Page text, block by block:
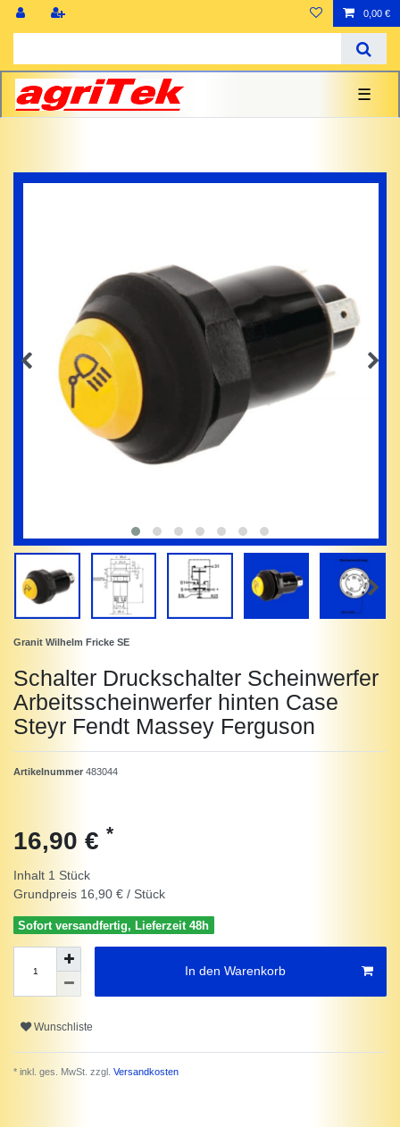
0,00 €
☰
Granit Wilhelm Fricke SE
Schalter Druckschalter Scheinwerfer
Arbeitsscheinwerfer hinten Case
Steyr Fendt Massey Ferguson
Artikelnummer 483044
16,90 € *
Inhalt 1 Stück
Grundpreis 16,90 € / Stück
Sofort versandfertig, Lieferzeit 48h
In den Warenkorb
Wunschliste
* inkl. ges. MwSt. zzgl. Versandkosten